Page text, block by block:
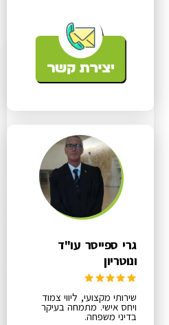
גרי ספייסר עו"ד
ונוטריון
שירותי מקצועי, ליווי צמוד
ויחס אישי. מתמחה בעיקר
בדיני משפחה.